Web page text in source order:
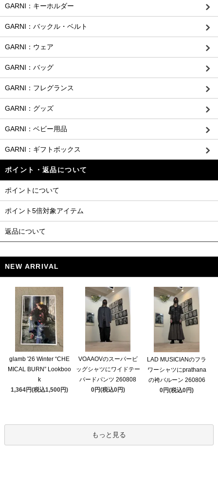
GARNI：キーホルダー
GARNI：バックル・ベルト
GARNI：ウェア
GARNI：バッグ
GARNI：フレグランス
GARNI：グッズ
GARNI：ベビー用品
GARNI：ギフトボックス
ポイント・返品について
ポイントについて
ポイント5倍対象アイテム
返品について
NEW ARRIVAL
glamb '26 Winter “CHE
MICAL BURN” Lookboo
k
1,364円(税込1,500円)
VOAAOVのスーパービ
ッグシャツにワイドテー
パードパンツ 260808
0円(税込0円)
LAD MUSICIANのフラ
ワーシャツにprathana
の袴バルーン 260806
0円(税込0円)
もっと見る